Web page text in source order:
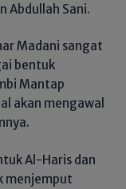
Abdullah Sani.
Madani sangat
bentuk
Mantap
akan mengawal
Al-Haris dan
menjemput